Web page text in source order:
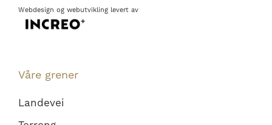
Webdesign og webutvikling levert av
Våre grener
Landevei